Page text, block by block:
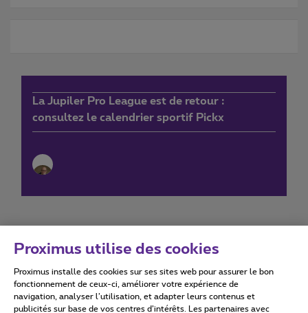
La Jupiler Pro League est de retour :
consultez le calendrier sportif Pickx
Conditions d'utilisation Accessibility statement
Proximus utilise des cookies
Proximus installe des cookies sur ses sites web pour assurer le bon
fonctionnement de ceux-ci, améliorer votre expérience de
navigation, analyser l’utilisation, et adapter leurs contenus et
publicités sur base de vos centres d’intérêts. Les partenaires avec